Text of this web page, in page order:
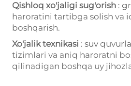
Qishloq xo'jaligi sug'orish :
haroratini tartibga solish va
boshqarish.
Xo'jalik texnikasi : suv
tizimlari va aniq haroratni
qilinadigan boshqa uy